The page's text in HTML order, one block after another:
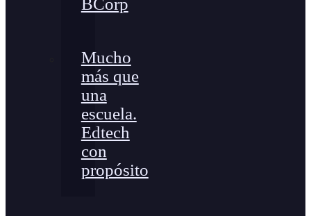
BCorp
Mucho
más que
una
escuela.
Edtech
con
propósito